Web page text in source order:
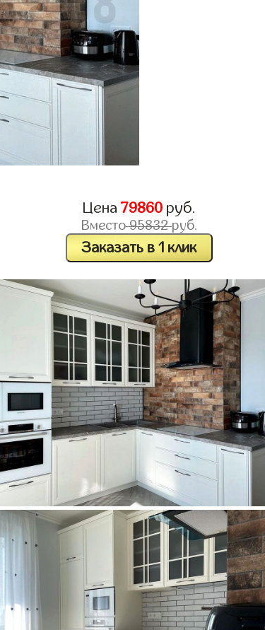
Цена 79860руб.
Вместо95832руб.
Заказать в 1 клик